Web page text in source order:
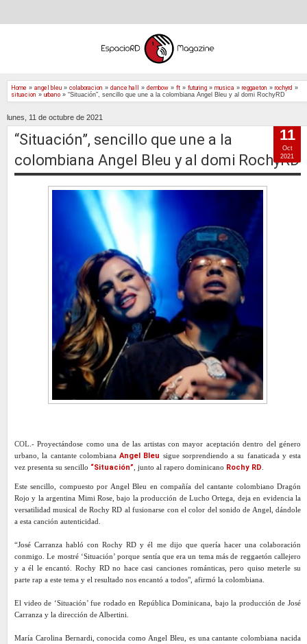
Home » angel bleu » colaboracion » dance hall » dembow » ft » futuring » musica » reggaeton » rochyrd »
situacion » urbano » “Situación”, sencillo que une a la colombiana Angel Bleu y al domi RochyRD
lunes, 11 de octubre de 2021
“Situación”, sencillo que une a la
colombiana Angel Bleu y al domi RochyRD
COL.-Proyectándose como una de las artistas con mayor aceptación dentro del género
urbano, la cantante colombiana Angel Bleu sigue sorprendiendo a su fanaticada y esta
vez presenta su sencillo “Situación” , junto al rapero dominicano Rochy RD
Este sencillo, compuesto por Angel Bleu en compañía del cantante colombiano Dragón
Rojo y la argentina Mimi Rose, bajo la producción de Lucho Ortega, deja en evidencia la
versatilidad musical de Rochy RD al fusionarse con el color del sonido de Angel, dándole
a esta canción autenticidad.
“José Carranza habló con Rochy RD y él me dijo que quería hacer una colaboración
conmigo. Le mostré ‘Situación’ porque sentía que era un tema más de reggaetón callejero
y a él le encantó. Rochy RD no hace casi canciones románticas, pero quiso meterle su
parte rap a este tema y el resultado nos encantó a todos", afirmó la colombiana.
El video de ‘Situación’ fue rodado en República Dominicana, bajo la producción de José
Carranza y la dirección de Albertini.
María Carolina Bernardi, conocida como Angel Bleu, es una cantante colombiana nacida
11
Oct
2021